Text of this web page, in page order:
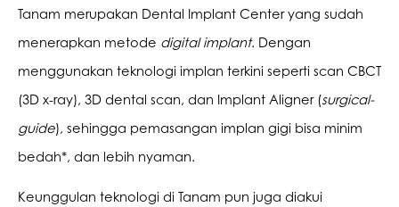
Tanam merupakan Dental Implant Center yang sudah
menerapkan metode digital implant. Dengan
menggunakan teknologi implan terkini seperti scan CBCT
(3D x-ray), 3D dental scan, dan Implant Aligner (surgical-
guide), sehingga pemasangan implan gigi bisa minim
bedah*, dan lebih nyaman.
Keunggulan teknologi di Tanam pun juga diakui